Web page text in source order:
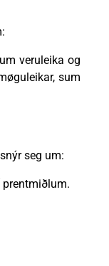
veruleika og
sum
seg um: